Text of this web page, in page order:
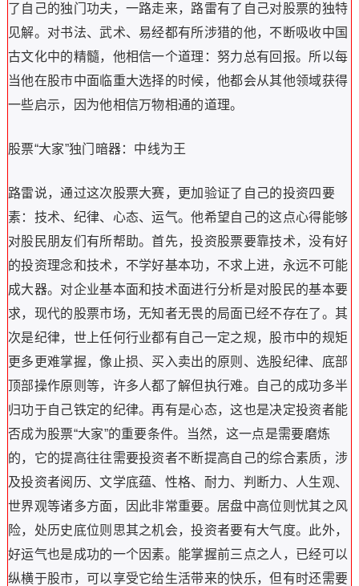
了自己的独门功夫，一路走来，路雷有了自己对股票的独特
见解。对书法、武术、易经都有所涉猎的他，不断吸收中国
古文化中的精髓，他相信一个道理：努力总有回报。所以每
当他在股市中面临重大选择的时候，他都会从其他领域获得
一些启示，因为他相信万物相通的道理。
股票“大家”独门暗器：中线为王
路雷说，通过这次股票大赛，更加验证了自己的投资四要
素：技术、纪律、心态、运气。他希望自己的这点心得能够
对股民朋友们有所帮助。首先，投资股票要靠技术，没有好
的投资理念和技术，不学好基本功，不求上进，永远不可能
成大器。对企业基本面和技术面进行分析是对股民的基本要
求，现代的股票市场，无知者无畏的局面已经不存在了。其
次是纪律，世上任何行业都有自己一定之规，股市中的规矩
更多更难掌握，像止损、买入卖出的原则、选股纪律、底部
顶部操作原则等，许多人都了解但执行难。自己的成功多半
归功于自己铁定的纪律。再有是心态，这也是决定投资者能
否成为股票“大家”的重要条件。当然，这一点是需要磨炼
的，它的提高往往需要投资者不断提高自己的综合素质，涉
及投资者阅历、文学底蕴、性格、耐力、判断力、人生观、
世界观等诸多方面，因此非常重要。居盘中高位则忧其之风
险，处历史底位则思其之机会，投资者要有大气度。此外，
好运气也是成功的一个因素。能掌握前三点之人，已经可以
纵横于股市，可以享受它给生活带来的快乐，但有时还需要